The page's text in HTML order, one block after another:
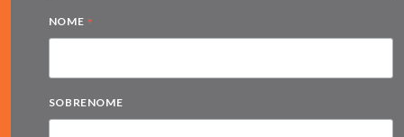
NOME *
SOBRENOME